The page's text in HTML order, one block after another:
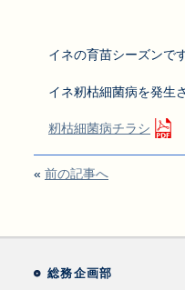
イネの育苗シーズンです
イネ籾枯細菌病を発生
籾枯細菌病チラシ
« 前の記事へ
総務企画部